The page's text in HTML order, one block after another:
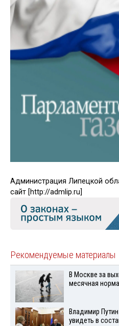
Администрация Липецкой
сайт [http://admlip.ru]
Рекомендуемые материалы
В Москве за
месячная
Владимир
увидеть в